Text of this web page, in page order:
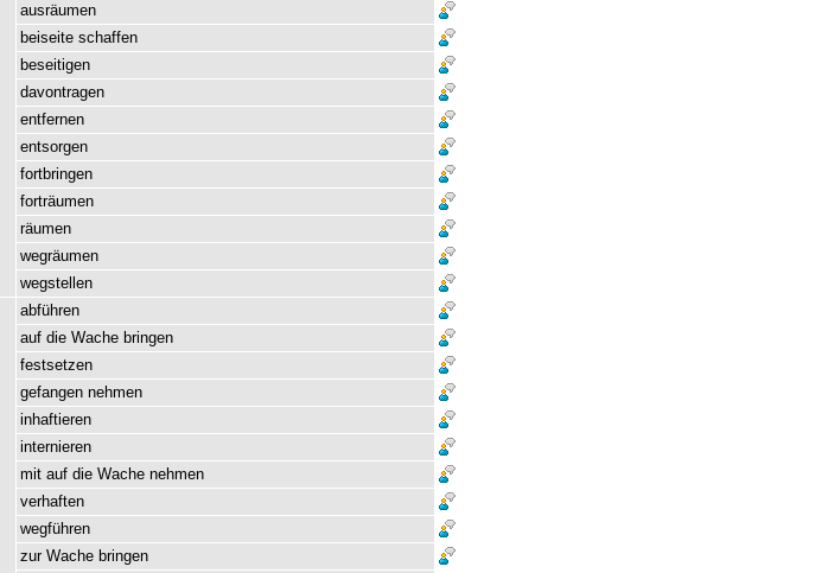
ausräumen
beiseite schaffen
beseitigen
davontragen
entfernen
entsorgen
fortbringen
forträumen
räumen
wegräumen
wegstellen
abführen
auf die Wache bringen
festsetzen
gefangen nehmen
inhaftieren
internieren
mit auf die Wache nehmen
verhaften
wegführen
zur Wache bringen